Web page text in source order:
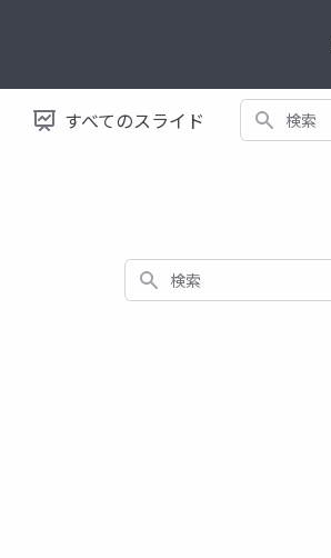
すべてのスライド 検索
検索